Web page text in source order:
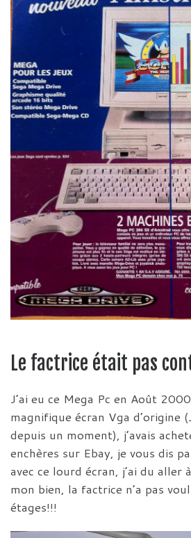
Le factrice était pas
J’ai eu ce Mega Pc en Août
magnifique écran Vga d’origine
depuis un moment), j’avais
enchères sur Ebay, je vous dis
avec ce lourd écran, j’ai du aller
mon bien, la factrice n’a pas
étages!!!